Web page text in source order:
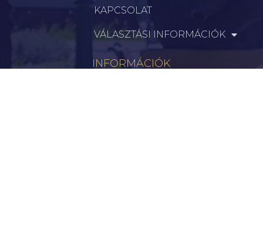
KAPCSOLAT
VÁLASZTÁSI INFORMÁCIÓK
INFORMÁCIÓK